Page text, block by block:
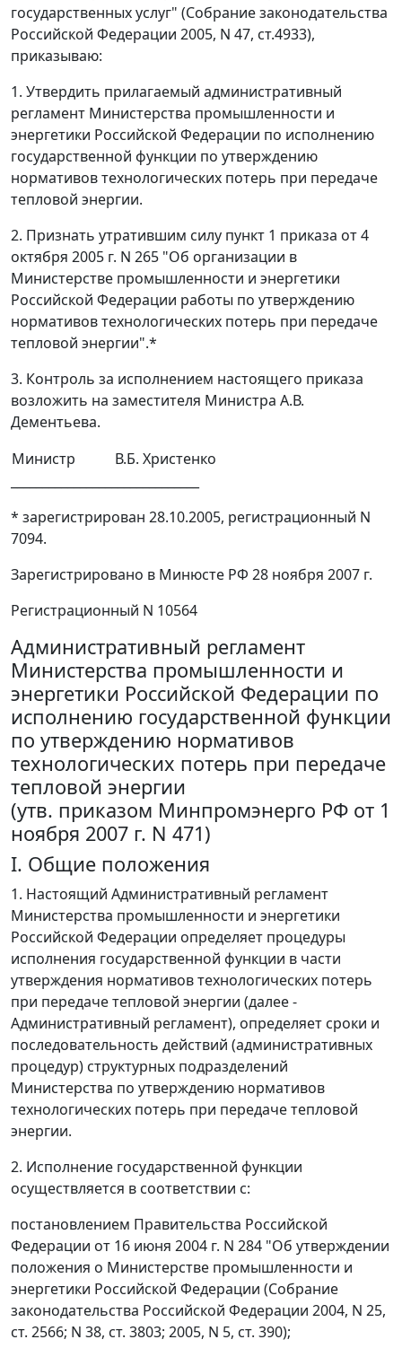
государственных услуг" (Собрание законодательства
Российской Федерации 2005, N 47, ст.4933),
приказываю:
1. Утвердить прилагаемый административный
регламент Министерства промышленности и
энергетики Российской Федерации по исполнению
государственной функции по утверждению
нормативов технологических потерь при передаче
тепловой энергии.
2. Признать утратившим силу пункт 1 приказа от 4
октября 2005 г. N 265 "Об организации в
Министерстве промышленности и энергетики
Российской Федерации работы по утверждению
нормативов технологических потерь при передаче
тепловой энергии".*
3. Контроль за исполнением настоящего приказа
возложить на заместителя Министра А.В.
Дементьева.
Министр
В.Б. Христенко
* зарегистрирован 28.10.2005, регистрационный N
7094.
Зарегистрировано в Минюсте РФ 28 ноября 2007 г.
Регистрационный N 10564
Административный регламент
Министерства промышленности и
энергетики Российской Федерации по
исполнению государственной функции
по утверждению нормативов
технологических потерь при передаче
тепловой энергии
(утв. приказом Минпромэнерго РФ от 1
ноября 2007 г. N 471)
I. Общие положения
1. Настоящий Административный регламент
Министерства промышленности и энергетики
Российской Федерации определяет процедуры
исполнения государственной функции в части
утверждения нормативов технологических потерь
при передаче тепловой энергии (далее -
Административный регламент), определяет сроки и
последовательность действий (административных
процедур) структурных подразделений
Министерства по утверждению нормативов
технологических потерь при передаче тепловой
энергии.
2. Исполнение государственной функции
осуществляется в соответствии с:
постановлением Правительства Российской
Федерации от 16 июня 2004 г. N 284 "Об утверждении
положения о Министерстве промышленности и
энергетики Российской Федерации (Собрание
законодательства Российской Федерации 2004, N 25,
ст. 2566; N 38, ст. 3803; 2005, N 5, ст. 390);